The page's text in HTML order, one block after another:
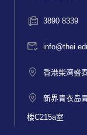
3890 8339
香港柴湾盛
新界青衣岛
楼C215a室